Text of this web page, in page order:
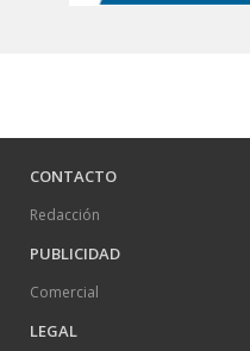
CONTACTO
Redacción
PUBLICIDAD
Comercial
LEGAL